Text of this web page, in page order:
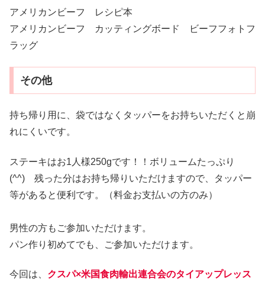
アメリカンビーフ レシピ本
アメリカンビーフ カッティングボード ビーフフォトフ
ラッグ
その他
持ち帰り用に、袋ではなくタッパーをお持ちいただくと崩
れにくいです。
ステーキはお1人様250gです！！ボリュームたっぷり
(^^) 残った分はお持ち帰りいただけますので、タッパー
等があると便利です。（料金お支払いの方のみ）
男性の方もご参加いただけます。
パン作り初めてでも、ご参加いただけます。
今回は、 クスパ×米国食肉輸出連合会のタイアップレッス